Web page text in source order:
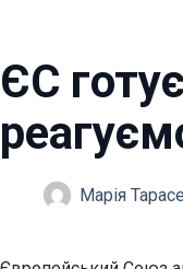
ЄС
Марія